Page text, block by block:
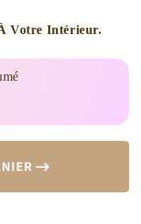
Votre Intérieur.
navigate through